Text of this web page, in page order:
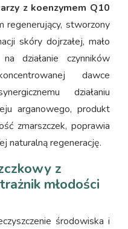
z koenzymem Q10
regenerujący, stworzony
skóry dojrzałej, mało
działanie czynników
dawce
działaniu
arganowego, produkt
zmarszczek, poprawia
naturalną regenerację.
z
młodości
środowiska i